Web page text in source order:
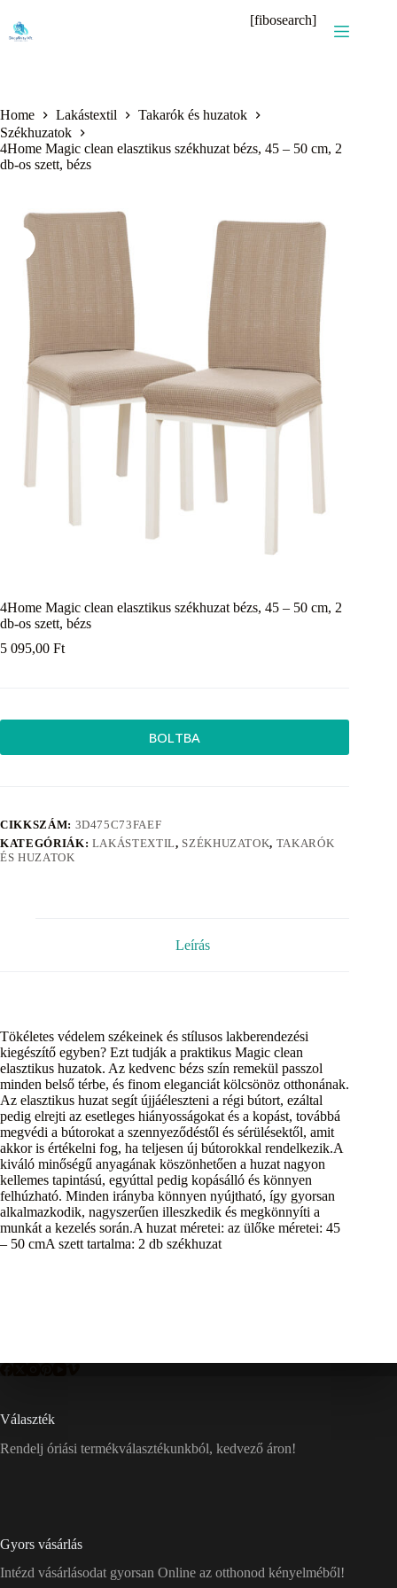
content
[fibosearch]
Home Lakástextil
Takarók és huzatok
Székhuzatok
4Home Magic clean elasztikus székhuzat bézs, 45 – 50 cm, 2
db-os szett, bézs
4Home Magic clean elasztikus székhuzat bézs, 45 – 50 cm, 2
db-os szett, bézs
5 095,00 Ft
BOLTBA
CIKKSZÁM: 3D475C73FAEF
KATEGÓRIÁK: LAKÁSTEXTIL, SZÉKHUZATOK, TAKARÓK
ÉS HUZATOK
Leírás
Tökéletes védelem székeinek és stílusos lakberendezési
kiegészítő egyben? Ezt tudják a praktikus Magic clean
elasztikus huzatok. Az kedvenc bézs szín remekül passzol
minden belső térbe, és finom eleganciát kölcsönöz otthonának.
Az elasztikus huzat segít újjáéleszteni a régi bútort, ezáltal
pedig elrejti az esetleges hiányosságokat és a kopást, továbbá
megvédi a bútorokat a szennyeződéstől és sérülésektől, amit
akkor is értékelni fog, ha teljesen új bútorokkal rendelkezik.A
kiváló minőségű anyagának köszönhetően a huzat nagyon
kellemes tapintású, egyúttal pedig kopásálló és könnyen
felhúzható. Minden irányba könnyen nyújtható, így gyorsan
alkalmazkodik, nagyszerűen illeszkedik és megkönnyíti a
munkát a kezelés során.A huzat méretei: az ülőke méretei: 45
– 50 cmA szett tartalma: 2 db székhuzat
Választék
Rendelj óriási termékválasztékunkból, kedvező áron!
Gyors vásárlás
Intézd vásárlásodat gyorsan Online az otthonod kényelméből!